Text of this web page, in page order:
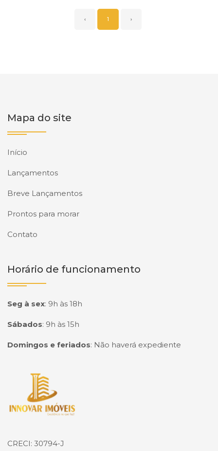
‹ 1 ›
Mapa do site
Início
Lançamentos
Breve Lançamentos
Prontos para morar
Contato
Horário de funcionamento
Seg à sex: 9h às 18h
Sábados: 9h às 15h
Domingos e feriados: Não haverá expediente
Página inicial
CRECI: 30794-J